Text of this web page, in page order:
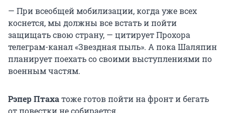
— При всеобщей мобилизации, когда уже всех
коснется, мы должны все встать и пойти
защищать свою страну, — цитирует Прохора
телеграм-канал «Звездная пыль». А пока Шаляпин
планирует поехать со своими выступлениями по
военным частям.
Рэпер Птахатоже готов пойти на фронт и бегать
от повестки не собирается.